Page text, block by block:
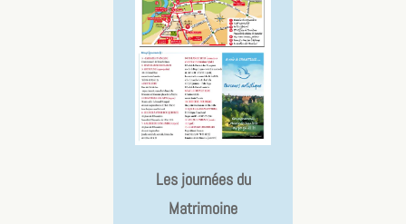
Les journées du
Matrimoine